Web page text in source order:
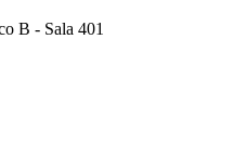
B - Sala 401